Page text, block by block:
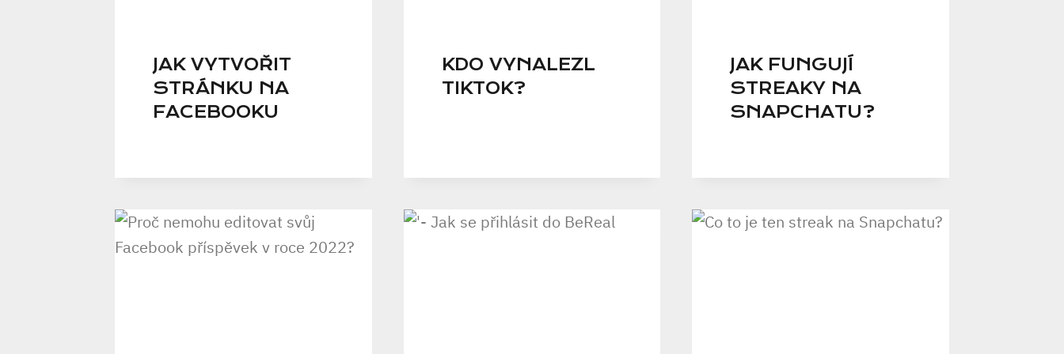
JAK VYTVOŘIT
STRÁNKU NA
FACEBOOKU
KDO VYNALEZL
TIKTOK?
JAK FUNGUJÍ
STREAKY NA
SNAPCHATU?